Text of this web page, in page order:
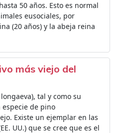
50 años. Esto es normal
eusociales, por
(20 años) y la abeja reina
más viejo del
tal y como su
de pino
Existe un ejemplar en las
UU.) que se cree que es el